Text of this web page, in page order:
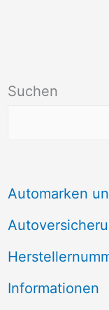
Suchen
Automarken
Informationen